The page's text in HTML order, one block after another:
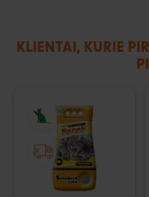
KLIENTAI, KURIE